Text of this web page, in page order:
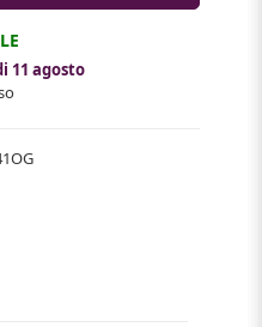
11 agosto